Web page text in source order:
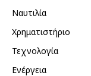
Ναυτιλία
Χρηματιστήριο
Τεχνολογία
Ενέργεια